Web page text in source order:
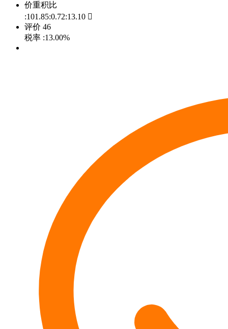
价重积比
:101.85:0.72:13.10 
评价 46
税率 :13.00%